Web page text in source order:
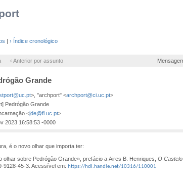
| › Índice cronológico
‹ Anterior por assunto
Grande
>, "archport" <archport@ci.uc.pt>
Pedrógão Grande
<jde@fl.uc.pt>
2023 16:58:53 -0000
novo olhar que importa ter:
sobre Pedrógão Grande», prefácio a Aires B. Henriques, O
9128-45-3. Acessível em: https://hdl.handle.net/10316/110001